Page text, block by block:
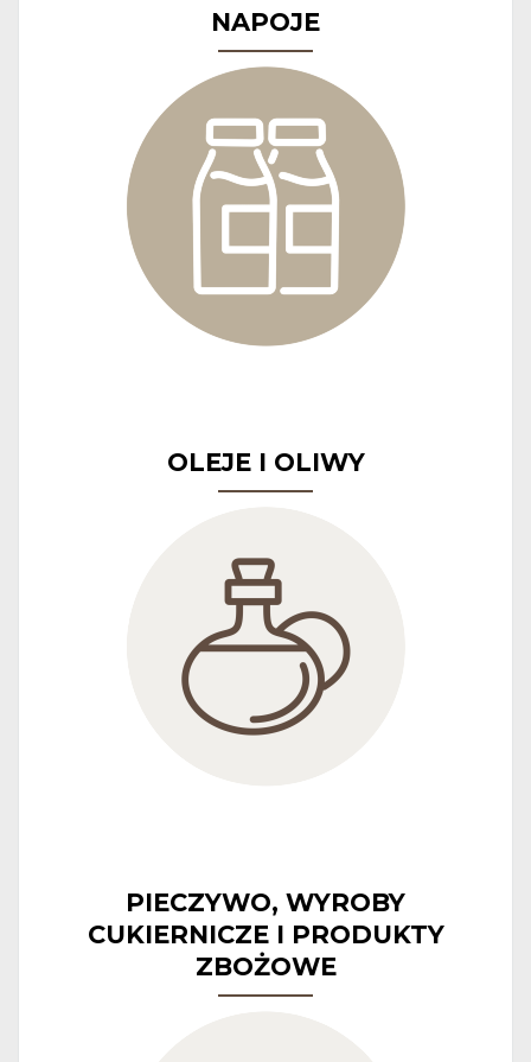
NAPOJE
OLEJE I OLIWY
PIECZYWO, WYROBY
CUKIERNICZE I PRODUKTY
ZBOŻOWE